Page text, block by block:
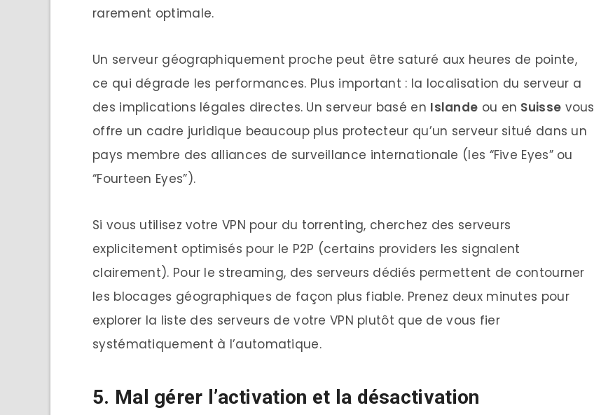
rarement optimale.
Un serveur géographiquement proche peut être saturé aux heures de pointe,
ce qui dégrade les performances. Plus important : la localisation du serveur a
des implications légales directes. Un serveur basé en Islande ou en Suisse vous
offre un cadre juridique beaucoup plus protecteur qu’un serveur situé dans un
pays membre des alliances de surveillance internationale (les “Five Eyes” ou
“Fourteen Eyes”).
Si vous utilisez votre VPN pour du torrenting, cherchez des serveurs
explicitement optimisés pour le P2P (certains providers les signalent
clairement). Pour le streaming, des serveurs dédiés permettent de contourner
les blocages géographiques de façon plus fiable. Prenez deux minutes pour
explorer la liste des serveurs de votre VPN plutôt que de vous fier
systématiquement à l’automatique.
5. Mal gérer l’activation et la désactivation